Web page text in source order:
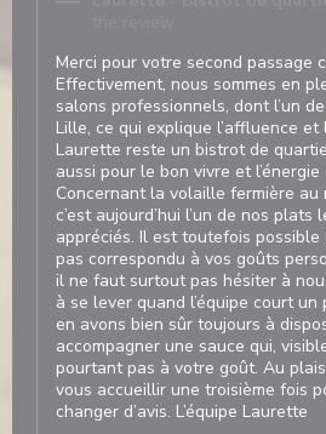
Merci pour votre second passage
Effectivement, nous sommes en
salons professionnels, dont l’un
Lille, ce qui explique l’affluence et
Laurette reste un bistrot de
aussi pour le bon vivre et l’énergie
Concernant la volaille fermière au
c’est aujourd’hui l’un de nos
appréciés. Il est toutefois possible
pas correspondu à vos goûts
il ne faut surtout pas hésiter à
à se lever quand l’équipe court
en avons bien sûr toujours à
accompagner une sauce qui,
pourtant pas à votre goût. Au
vous accueillir une troisième fois
changer d’avis. L’équipe Laurette